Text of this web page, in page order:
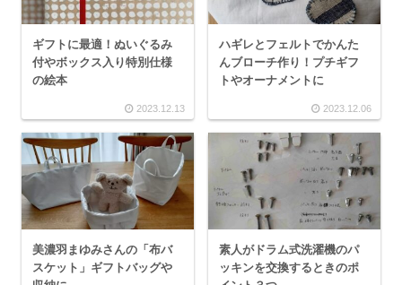
ギフトに最適！ぬいぐるみ
付やボックス入り特別仕様
の絵本
2023.12.13
ハギレとフェルトでかんた
んブローチ作り！プチギフ
トやオーナメントに
2023.12.06
美濃羽まゆみさんの「布バ
スケット」ギフトバッグや
素人がドラム式洗濯機のパ
ッキンを交換するときのポ